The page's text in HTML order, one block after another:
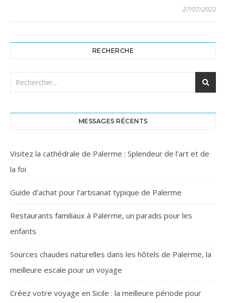
27/07/2022
RECHERCHE
MESSAGES RÉCENTS
Visitez la cathédrale de Palerme : Splendeur de l’art et de
la foi
Guide d’achat pour l’artisanat typique de Palerme
Restaurants familiaux à Palerme, un paradis pour les
enfants
Sources chaudes naturelles dans les hôtels de Palerme, la
meilleure escale pour un voyage
Créez votre voyage en Sicile : la meilleure période pour